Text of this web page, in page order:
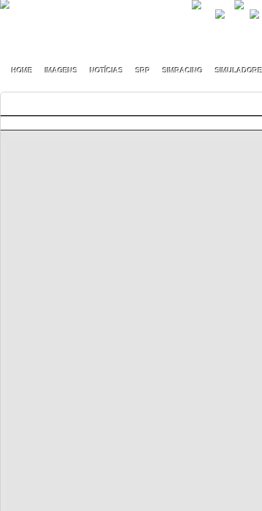
HOME IMAGENS NOTÍCIAS SRP SIMRACING